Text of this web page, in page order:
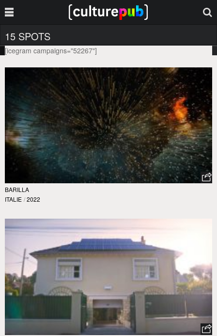
15 SPOTS
[icegram campaigns="52267"]
BARILLA
ITALIE / 2022